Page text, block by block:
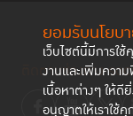
ยอมรับนโยบ
เว็บไซต์นี้มีการใ
งานและเพิ่มควา
เนื้อหาต่างๆ ให้ดี
อนุญาตให้เราใช้
ติดตามช่องทาง